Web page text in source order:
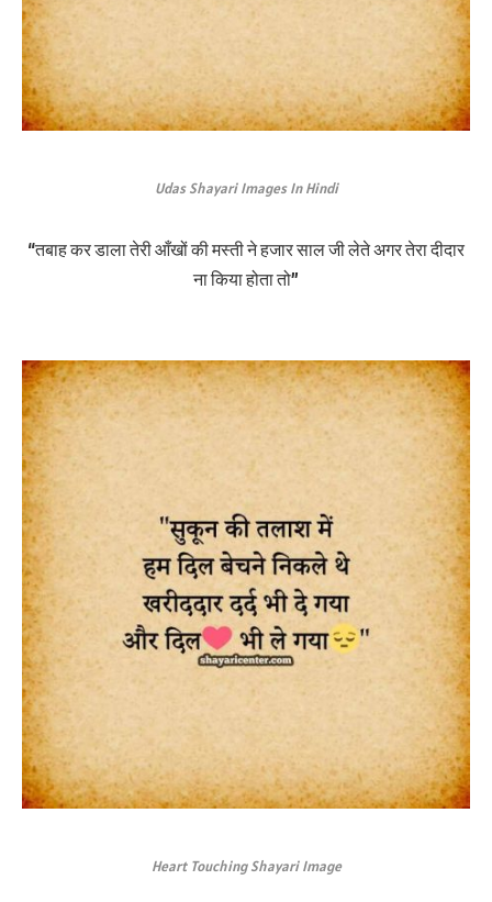
Udas Shayari Images In Hindi
“तबाह कर डाला तेरी आँखों की मस्ती ने हजार साल जी लेते अगर तेरा दीदार
ना किया होता तो”
Heart Touching Shayari Image